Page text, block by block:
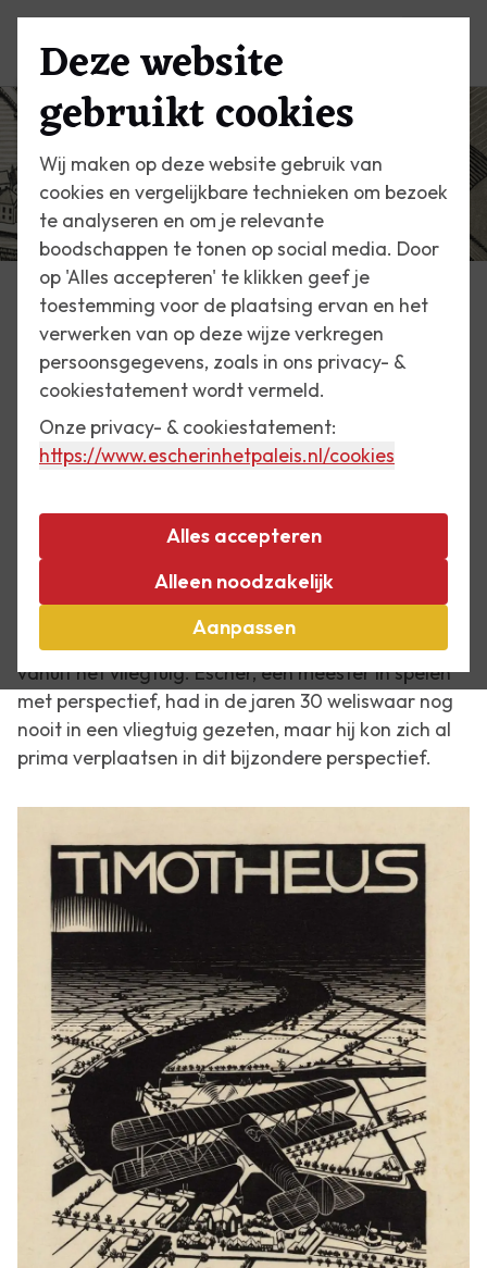
Deze website
gebruikt cookies
Wij maken op deze website gebruik van
cookies en vergelijkbare technieken om bezoek
te analyseren en om je relevante
boodschappen te tonen op social media. Door
op 'Alles accepteren' te klikken geef je
toestemming voor de plaatsing ervan en het
verwerken van op deze wijze verkregen
persoonsgegevens, zoals in ons privacy- &
cookiestatement wordt vermeld.
Onze privacy- & cookiestatement:
https://www.escherinhetpaleis.nl/cookies
Alles accepteren
Alleen noodzakelijk
Aanpassen
Escher Vandaag
19 juli 2017
Vakantieperspectieven
Vakantie biedt altijd een nieuw perspectief. Een
frisse blik op het dagelijks leven, meer kennis van
andere culturen, of simpelweg meer waardering
voor de gerieflijkheid van het eigen huis. Het kan
ook letterlijk een ander perspectief bieden: de blik
vanuit het vliegtuig. Escher, een meester in spelen
met perspectief, had in de jaren 30 weliswaar nog
nooit in een vliegtuig gezeten, maar hij kon zich al
prima verplaatsen in dit bijzondere perspectief.